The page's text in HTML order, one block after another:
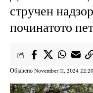
стручен
починатото
Објавено November 11, 2024 22:20